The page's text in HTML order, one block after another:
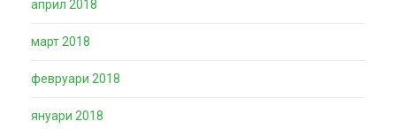
април 2018
март 2018
февруари 2018
януари 2018